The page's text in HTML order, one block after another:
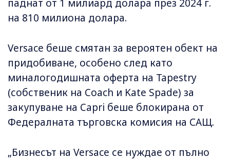
паднат от 1 милиард долара през 2024 г.
на 810 милиона долара.
Versace беше смятан за вероятен обект на
придобиване, особено след като
миналогодишната оферта на Tapestry
(собственик на Coach и Kate Spade) за
закупуване на Capri беше блокирана от
Федералната търговска комисия на САЩ.
„Бизнесът на Versace се нуждае от пълно